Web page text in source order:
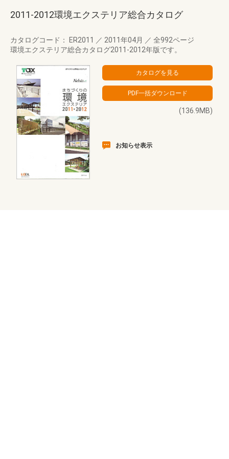
2011-2012環境エクステリア総合カタログ
カタログコード： ER2011 ／ 2011年04月 ／ 全992ページ
環境エクステリア総合カタログ2011-2012年版です。
(136.9MB)
お知らせ表示